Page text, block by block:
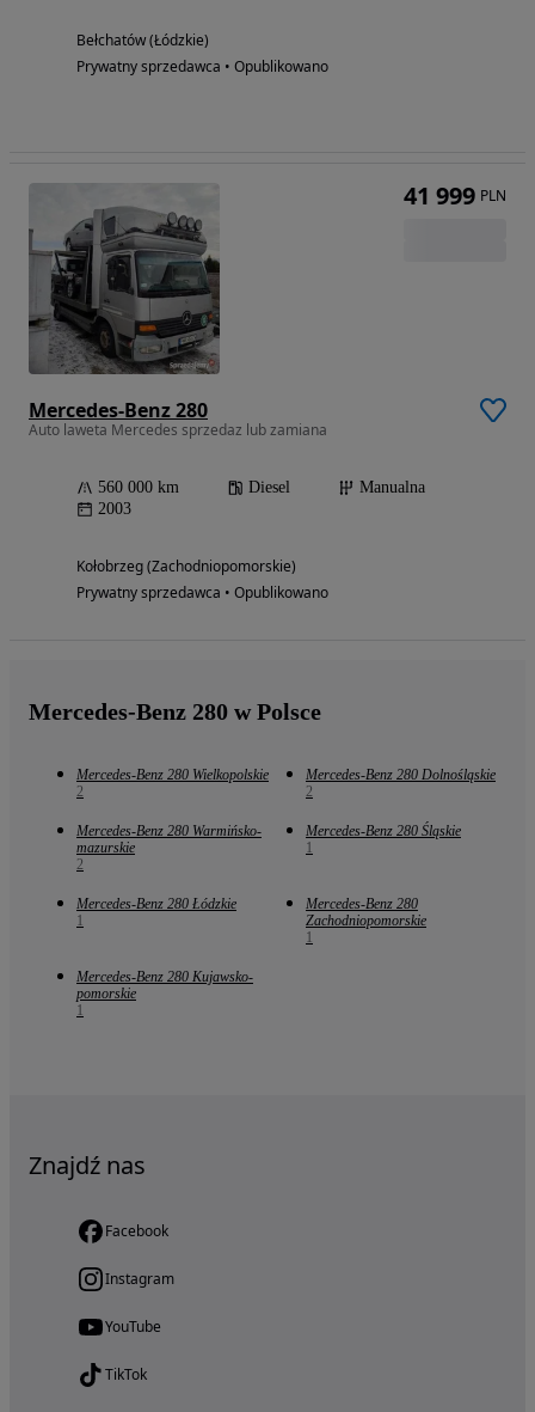
Bełchatów (Łódzkie)
Prywatny sprzedawca • Opublikowano
Mercedes-Benz 280
Auto laweta Mercedes sprzedaz lub zamiana
560 000 km Diesel
Manualna
2003
Kołobrzeg (Zachodniopomorskie)
Prywatny sprzedawca • Opublikowano
41 999 PLN
Mercedes-Benz 280 w Polsce
Mercedes-Benz 280 Wielkopolskie
2
Mercedes-Benz 280 Dolnośląskie
2
Mercedes-Benz 280 Warmińsko-
mazurskie
2
Mercedes-Benz 280 Śląskie
1
Mercedes-Benz 280 Łódzkie
1
Mercedes-Benz 280
Zachodniopomorskie
1
Mercedes-Benz 280 Kujawsko-
pomorskie
1
Znajdź nas
Facebook
Instagram
YouTube
TikTok